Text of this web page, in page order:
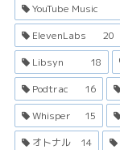
YouTube Music
ElevenLabs
20
Libsyn
18
Podtrac
16
Whisper
15
オトナル
14